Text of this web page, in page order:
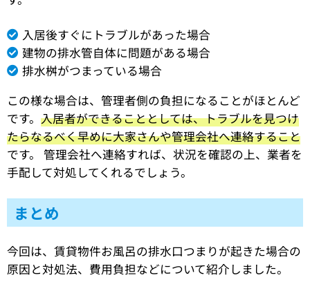
入居後すぐにトラブルがあった場合
建物の排水管自体に問題がある場合
排水桝がつまっている場合
この様な場合は、管理者側の負担になることがほとんど
です。 入居者ができることとしては、トラブルを見つけ
たらなるべく早めに大家さんや管理会社へ連絡すること
です。 管理会社へ連絡すれば、状況を確認の上、業者を
手配して対処してくれるでしょう。
まとめ
今回は、賃貸物件お風呂の排水口つまりが起きた場合の
原因と対処法、費用負担などについて紹介しました。